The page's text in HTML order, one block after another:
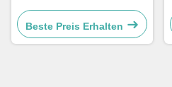
140-160mc.
Beste Preis Erhalten